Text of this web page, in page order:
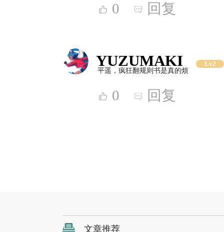
0 回复
YUZUMAKI
Lv2
平遥，疯狂翻规则书是真的烦
0 回复
文章推荐